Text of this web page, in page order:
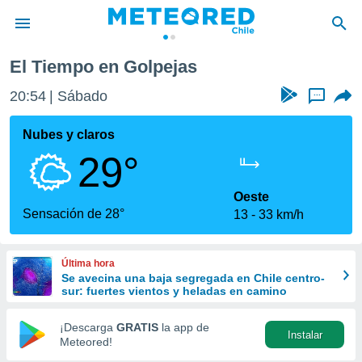
de
por
que se
calidad.
a este
las
y
forma
digital
basada
El Tiempo en Golpejas
20:54 Sábado ...
Nubes y claros
29°
Sensación de 28°
Oeste
13
33 km/h
Última hora
Se avecina una baja segregada en Chile centro-
sur: fuertes vientos y heladas en camino
¡Descarga GRATIS la app de
Meteored!
Instalar